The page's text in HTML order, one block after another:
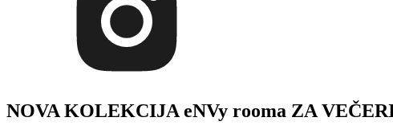
NOVA KOLEKCIJA eNVy rooma ZA